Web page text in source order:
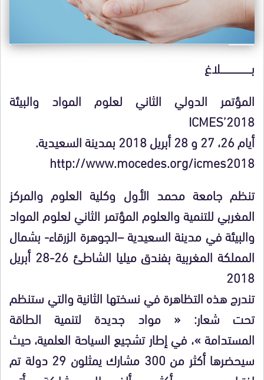
بــــــــــــــــــــــــــلاغ
المؤتمر الدولي الثاني لعلوم المواد والبيئة
ICMES’2018
أيام 26، 27 و 28 أبريل 2018 بمدينة السعيدية.
http://www.mocedes.org/icmes2018
تنظم جامعة محمد الأول وكلية العلوم والمركز
المغربي للتنمية والعلوم المؤتمر الثاني لعلوم المواد
والبيئة في مدينة السعيدية –الجوهرة الزرقاء- بشمال
المملكة المغربية بفندق ميليا الشاطئ 26-28 أبريل
2018
تندرج هذه التظاهرة في نسختها الثانية والتي ستنظم
تحت شعار: « مواد جديدة لتنمية الطاقة
المستدامة »، في إطار تشجيع السياحة العلمية، حيث
سيحضرها أكثر من 300 مشارك يمثلون 29 دولة تم